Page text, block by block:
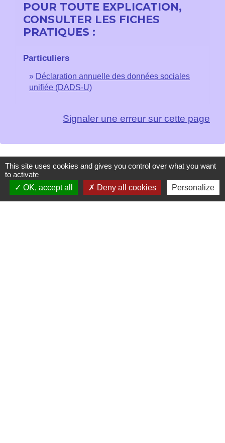
POUR TOUTE EXPLICATION,
CONSULTER LES FICHES
PRATIQUES :
Particuliers
Déclaration annuelle des données sociales
unifiée (DADS-U)
Signaler une erreur sur cette page
Mairie de Les Chapelles
This site uses cookies and gives you control over what you want
to activate
OK, accept all
Deny all cookies Personalize